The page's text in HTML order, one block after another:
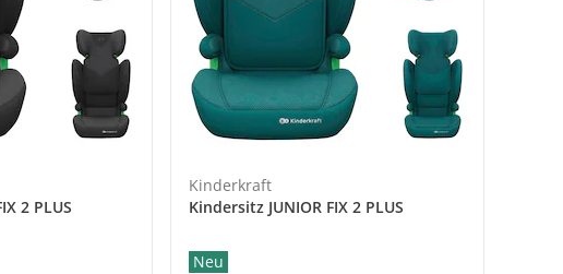
2 PLUS
Kinderkraft
Kindersitz JUNIOR FIX 2 PLUS
Neu